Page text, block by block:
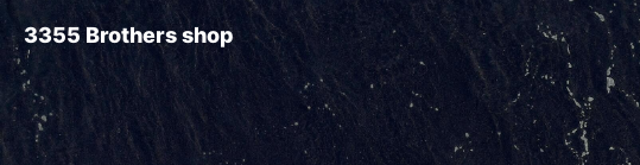
3355 Brothers shop